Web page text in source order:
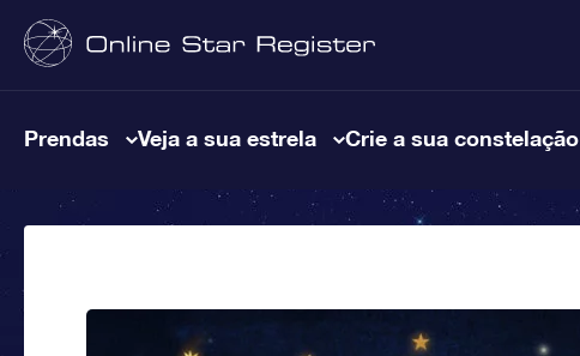
Prendas Veja a sua estrela Crie a sua constelação